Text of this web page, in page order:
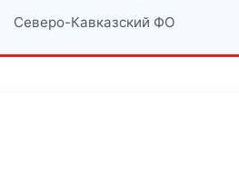
Северо-Кавказский ФО